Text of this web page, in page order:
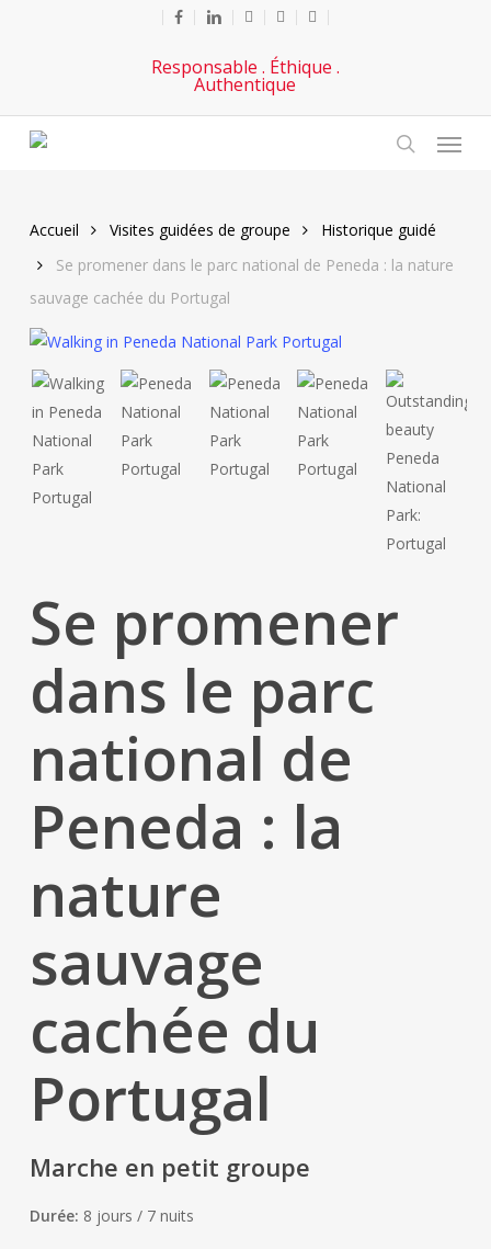
Facebook
lié Youtubetéléphoner
e-
Responsable . Éthique .
Authentique
Menu
Accueil Visites guidées de groupe
Historique guidé
Se promener dans le parc national de Peneda : la nature
sauvage cachée du Portugal
Se promener
dans le parc
national de
Peneda : la
nature
sauvage
cachée du
Portugal
Marche en petit groupe
Durée: 8 jours / 7 nuits